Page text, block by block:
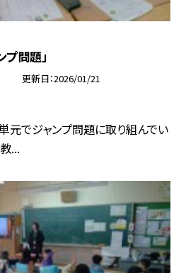
問題」
更新日 2026/01/21
元でジャンプ問題に取り組んでい
...